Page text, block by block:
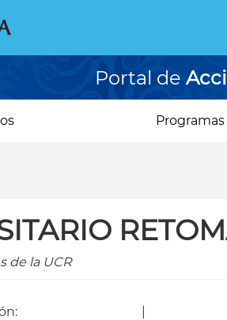
Portal de
Programas
de la UCR